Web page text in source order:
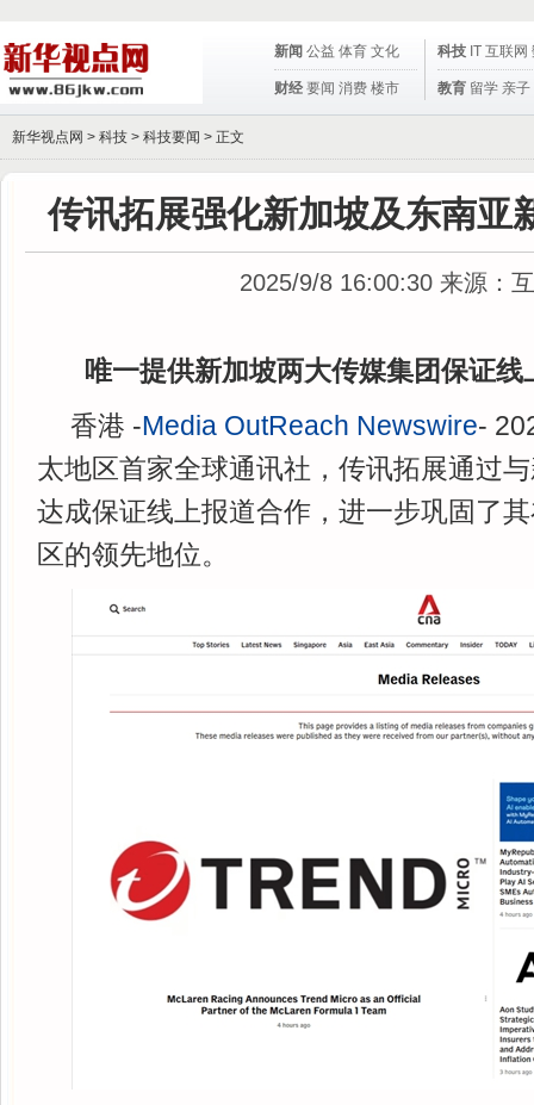
新闻 公益 体育 文化
财经 要闻 消费 楼市
科技 IT 互联网
教育 留学 亲子
新华视点网 > 科技 > 科技要闻 > 正文
传讯拓展强化新加坡及东南亚
2025/9/8 16:00:30 来源：
唯一提供新加坡两大传媒集团保证
香港 -Media OutReach Newswire-
太地区首家全球通讯社，传讯拓展通过
达成保证线上报道合作，进一步巩固了
区的领先地位。